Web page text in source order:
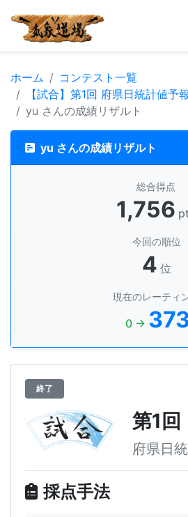
ホーム
コンテスト一覧
【試合】第1回 府県日統計値予報
yu さんの成績リザルト
yu さんの成績リザルト
総合得点
1,756
今回の順位
4 位
現在のレーティ
0 →
終了
第1回
府県日
採点手法